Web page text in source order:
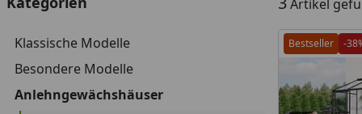
Klassische Modelle
Besondere Modelle
Anlehngewächshäuser
Artikel
Bestseller -